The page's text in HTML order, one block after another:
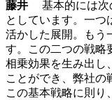
藤井 基本的には次
としています。一つ
活かした展開。もう
す。この二つの戦略
相乗効果を生み出し
ことができ、弊社の
この基本戦略に則り